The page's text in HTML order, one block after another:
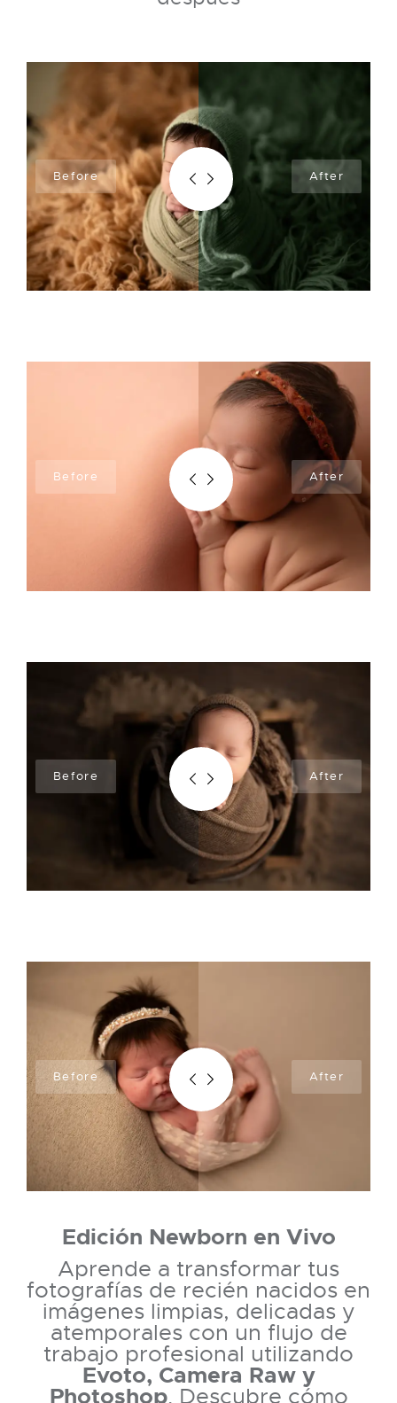
Edición Newborn en Vivo
Aprende a transformar tus
fotografías de recién nacidos en
imágenes limpias, delicadas y
atemporales con un flujo de
trabajo profesional utilizando
Evoto, Camera Raw y
Photoshop. Descubre cómo